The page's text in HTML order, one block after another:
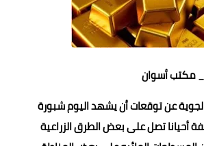
حوادث وقضايا
خدمات
الصحه والجمال
فن المطبخ
مقالات
مكتب أسوان
عن توقعات أن يشهد اليوم شبورة
أحيانا تصل على بعض الطرق الزراعية